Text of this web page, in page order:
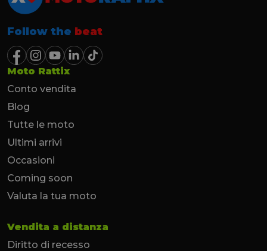
Follow the beat
Moto Rattix
Conto vendita
Blog
Tutte le moto
Ultimi arrivi
Occasioni
Coming soon
Valuta la tua moto
Vendita a distanza
Diritto di recesso